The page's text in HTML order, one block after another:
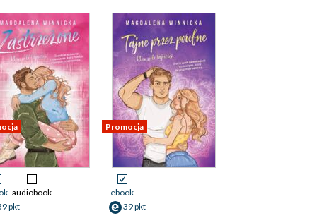
audiobook
pkt
Promocja
ebook
39 pkt